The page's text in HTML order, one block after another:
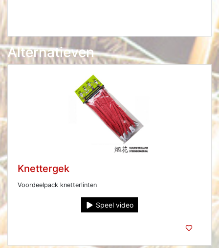
Alternatieven
Knettergek
Voordeelpack knetterlinten
Speel video